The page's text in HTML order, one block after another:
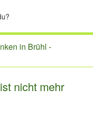
in Brühl -
nicht mehr